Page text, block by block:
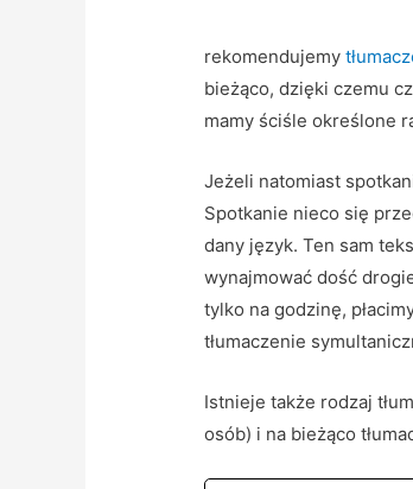
rekomendujemy
bieżąco, dzięki czemu
mamy ściśle określone
Jeżeli natomiast
Spotkanie nieco się
dany język. Ten sam
wynajmować dość
tylko na godzinę,
tłumaczenie
Istnieje także rodzaj
osób) i na bieżąco